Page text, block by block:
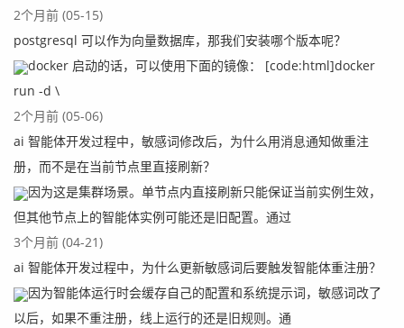
2个月前 (05-15)
postgresql 可以作为向量数据库，那我们安装哪个版本呢？
docker 启动的话，可以使用下面的镜像： [code:html]docker
run -d \
2个月前 (05-06)
ai 智能体开发过程中，敏感词修改后，为什么用消息通知做重注
册，而不是在当前节点里直接刷新？
因为这是集群场景。单节点内直接刷新只能保证当前实例生效，
但其他节点上的智能体实例可能还是旧配置。通过
3个月前 (04-21)
ai 智能体开发过程中，为什么更新敏感词后要触发智能体重注册？
因为智能体运行时会缓存自己的配置和系统提示词，敏感词改了
以后，如果不重注册，线上运行的还是旧规则。通